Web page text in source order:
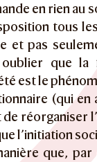
en rien au
tous
et pas
que la
est le
(qui en
réorganiser
l’initiation
que,